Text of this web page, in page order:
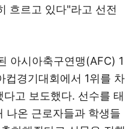
흐르고 있다"라고 선전
아시아축구연맹(AFC) 1
경기대회에서 1위를 차
고 보도했다. 선수를 태
나온 근로자들과 학생들